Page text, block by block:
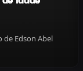
de Edson Abel